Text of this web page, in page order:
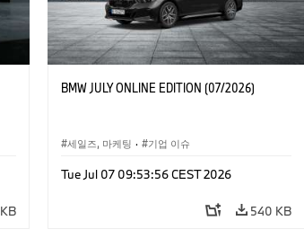
BMW JULY ONLINE EDITION (07/2026)
세일즈, 마케팅 · 기업 이슈
Tue Jul 07 09:53:56 CEST 2026
540 KB